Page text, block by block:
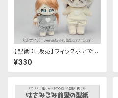
【型紙DL販売】ウィッグボアで作
るwawaちゃん用ウィッグ
¥330